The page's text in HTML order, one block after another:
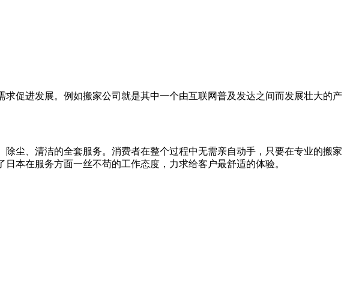
促进发展。例如搬家公司就是其中一个由互联网普及发达之间而发展壮大的产
尘、清洁的全套服务。消费者在整个过程中无需亲自动手，只要在专业的搬家
本在服务方面一丝不苟的工作态度，力求给客户最舒适的体验。